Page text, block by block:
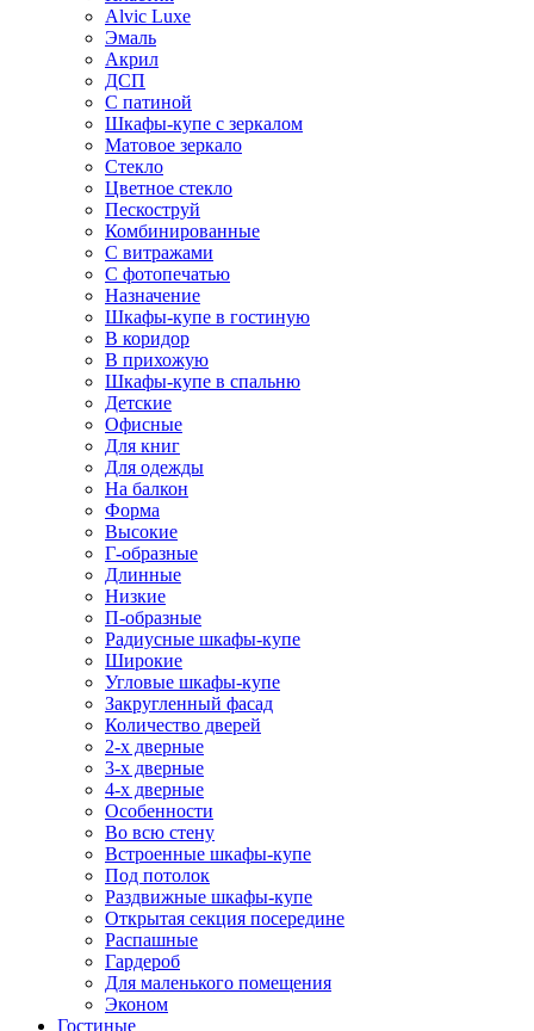
Alvic Luxe
Эмаль
Акрил
ДСП
С патиной
Шкафы-купе с зеркалом
Матовое зеркало
Стекло
Цветное стекло
Пескоструй
Комбинированные
С витражами
С фотопечатью
Назначение
Шкафы-купе в гостиную
В коридор
В прихожую
Шкафы-купе в спальню
Детские
Офисные
Для книг
Для одежды
На балкон
Форма
Высокие
Г-образные
Длинные
Низкие
П-образные
Радиусные шкафы-купе
Широкие
Угловые шкафы-купе
Закругленный фасад
Количество дверей
2-х дверные
3-х дверные
4-х дверные
Особенности
Во всю стену
Встроенные шкафы-купе
Под потолок
Раздвижные шкафы-купе
Открытая секция посередине
Распашные
Гардероб
Для маленького помещения
Эконом
Гостиные